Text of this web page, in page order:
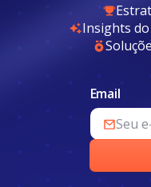
Insights
Email